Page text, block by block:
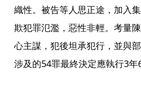
織性。被告等人思正途，加入
欺犯罪氾濫，惡性非輕。考量
心主謀，犯後坦承犯行，並與
涉及的54罪最終決定應執行3年6